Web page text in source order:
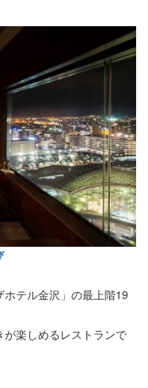
テル金沢」の最上階19
楽しめるレストランで